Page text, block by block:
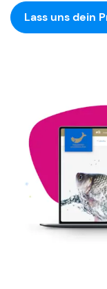
Lass uns dein